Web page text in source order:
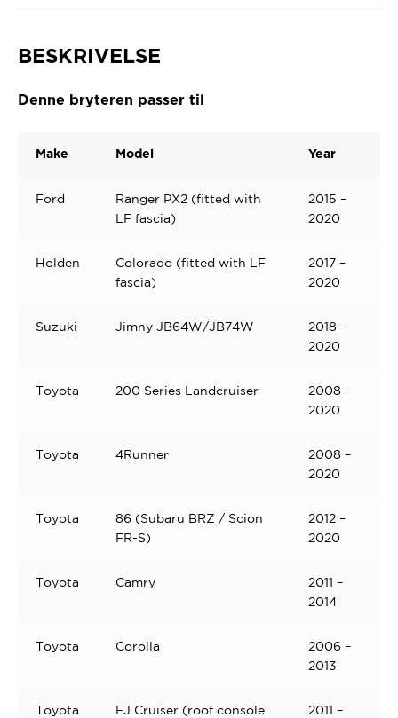
BESKRIVELSE
Denne bryteren passer til
Make Model Year
Ford
Ranger PX2 (fitted with
LF fascia)
2015 –
2020
Holden
Colorado (fitted with LF
fascia)
2017 –
2020
Suzuki Jimny JB64W/JB74W
2018 –
2020
Toyota 200 Series Landcruiser
2008 –
2020
Toyota 4Runner
2008 –
2020
Toyota
86 (Subaru BRZ / Scion
FR-S)
2012 –
2020
Toyota Camry
2011 –
2014
Toyota Corolla
2006 –
2013
Toyota
FJ Cruiser (roof console
2011 –